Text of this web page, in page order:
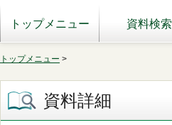
トップメニュー 資料検索
トップメニュー >
資料詳細